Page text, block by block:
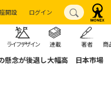
開設 ログイン
ライフデザイン 連載 著者 商
懸念が後退し大幅高 日本市場